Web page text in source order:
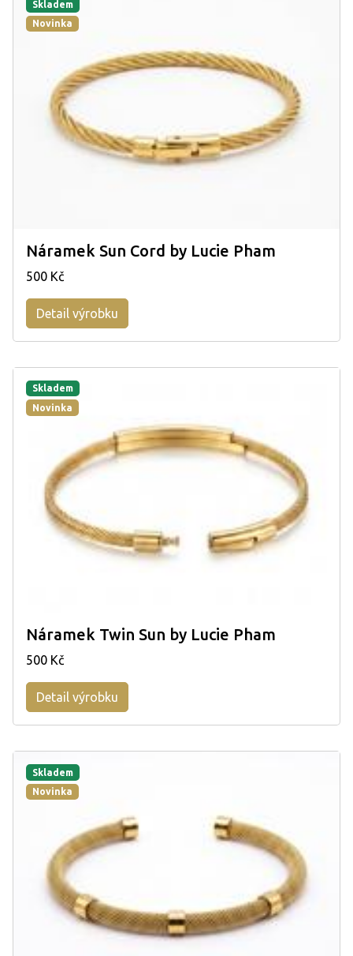
Skladem
Novinka
Náramek Sun Cord by Lucie Pham
500 Kč
Detail výrobku
Skladem
Novinka
Náramek Twin Sun by Lucie Pham
500 Kč
Detail výrobku
Skladem
Novinka